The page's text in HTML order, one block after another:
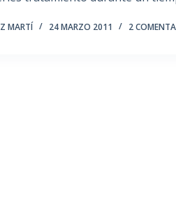
MARTÍ 24 MARZO 2011 2